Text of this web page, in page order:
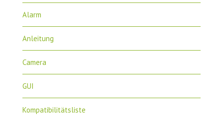
Alarm
Anleitung
Camera
GUI
Kompatibilitätsliste